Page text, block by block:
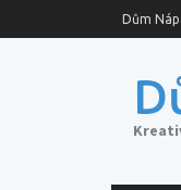
to
Dům